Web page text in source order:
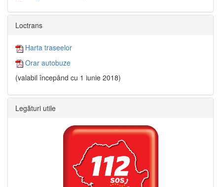
Loctrans
Harta traseelor
Orar autobuze
(valabil începând cu 1 iunie 2018)
Legături utile